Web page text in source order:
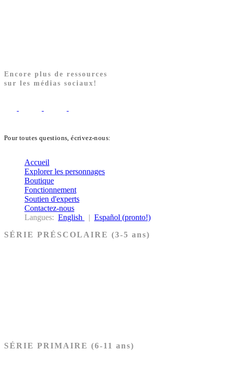
Encore plus de ressources
sur les médias sociaux!
Pour toutes questions, écrivez-nous:
Accueil
Explorer les personnages
Boutique
Fonctionnement
Soutien d'experts
Contactez-nous
Langues: English | Español (pronto!)
SÉRIE PRÉSCOLAIRE (3-5 ans)
SÉRIE PRIMAIRE (6-11 ans)